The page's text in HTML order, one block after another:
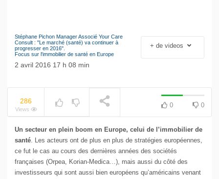
NOW PLAYING
Le séisme industriel
Stéphane Pichon Manager Associé Your Care
Consult : "Le marché (santé) va continuer à
progresser en 2016".
Focus sur l'immobilier de santé en Europe
2 avril 2016 17 h 08 min
+ de videos
286
Views
0 0
Un secteur en plein boom en Europe, celui de l’immobilier de
santé. Les acteurs ont de plus en plus de stratégies européennes,
ce fut le cas au cours des dernières années des sociétés
françaises (Orpea, Korian-Medica…), mais aussi du côté des
investisseurs qui sont aussi bien européens qu’américains venant